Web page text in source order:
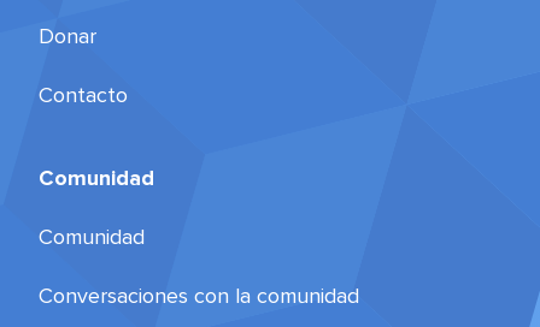
Donar
Contacto
Comunidad
Comunidad
Conversaciones con la comunidad